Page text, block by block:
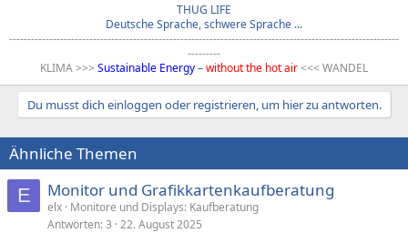
THUG LIFE
Deutsche Sprache, schwere Sprache ...
-----------------------------------------------------------------------------------------------------------
---------
KLIMA >>> Sustainable Energy–without the hot air<<< WANDEL​
Du musst dich einloggen oder registrieren, um hier zu antworten.
Ähnliche Themen
E Monitor und Grafikkartenkaufberatung
elx Monitore und Displays: Kaufberatung
Antworten 3 22. August 2025